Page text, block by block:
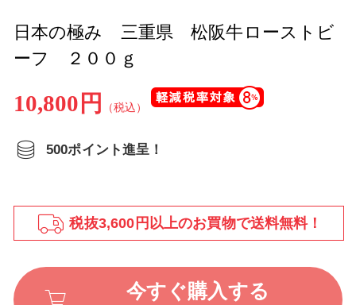
日本の極み 三重県 松阪牛ローストビ
ーフ ２００ｇ
10,800円 （税込）
500ポイント進呈！
税抜3,600円以上のお買物で送料無料！
今すぐ購入する